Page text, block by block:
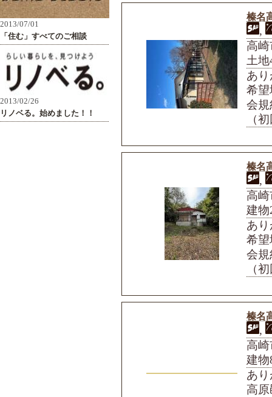
榛名
,
高
土
あ
希
会
（
榛名
,
高
建
あ
希
会
（
榛名
,
高崎
建
あ
高